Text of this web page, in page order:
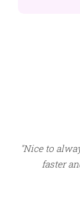
Nice to
faster